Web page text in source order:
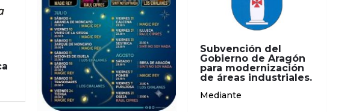
Subvención del
Gobierno de Aragón
para modernización
de áreas industriales.
Mediante